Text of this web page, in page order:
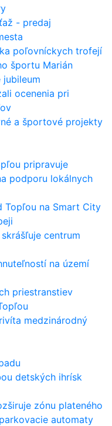
- predaj
poľovníckych trofejí
športu Marián
jubileum
ocenenia pri
a športové projekty
pripravuje
podporu lokálnych
Topľou na Smart City
centrum
na území
priestranstiev
medzinárodný
detských ihrísk
zónu plateného
automaty